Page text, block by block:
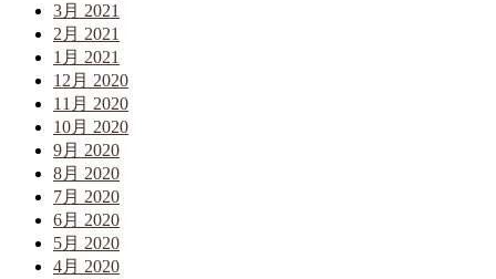
3月 2021
2月 2021
1月 2021
12月 2020
11月 2020
10月 2020
9月 2020
8月 2020
7月 2020
6月 2020
5月 2020
4月 2020